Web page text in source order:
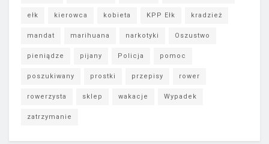
ełk kierowca kobieta KPP Ełk kradzież
mandat marihuana narkotyki Oszustwo
pieniądze pijany Policja pomoc
poszukiwany prostki przepisy rower
rowerzysta sklep wakacje Wypadek
zatrzymanie